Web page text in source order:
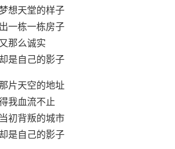
想天堂的样子
一栋一栋房子
那么诚实
是自己的影子
片天空的地址
我血流不止
初背叛的城市
是自己的影子